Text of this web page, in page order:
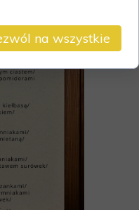
na wszystkie